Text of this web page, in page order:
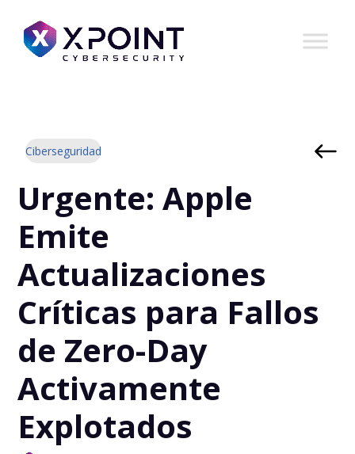
Ciberseguridad
Urgente: Apple
Emite
Actualizaciones
Críticas para Fallos
de Zero-Day
Activamente
Explotados